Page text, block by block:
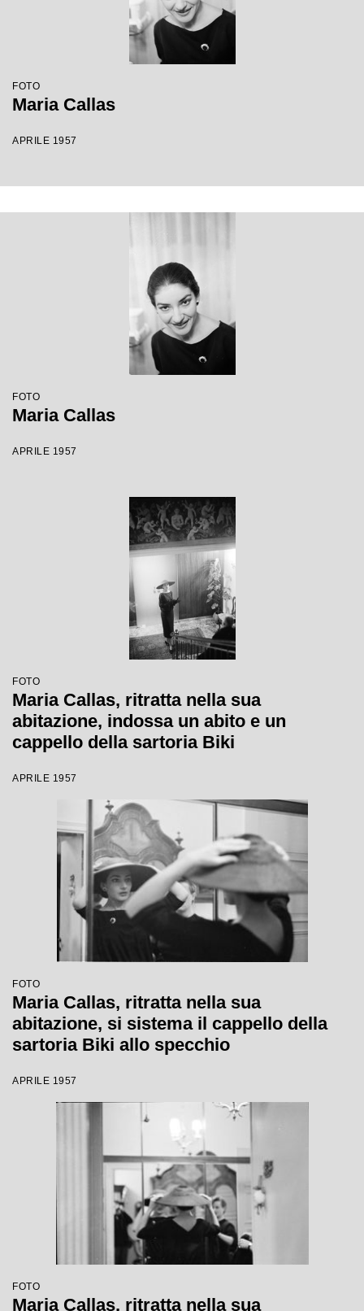
FOTO
Maria Callas
APRILE 1957
FOTO
Maria Callas
APRILE 1957
FOTO
Maria Callas, ritratta nella sua
abitazione, indossa un abito e un
cappello della sartoria Biki
APRILE 1957
FOTO
Maria Callas, ritratta nella sua
abitazione, si sistema il cappello della
sartoria Biki allo specchio
APRILE 1957
FOTO
Maria Callas, ritratta nella sua